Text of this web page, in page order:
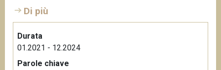
Di più
Durata
01.2021 - 12.2024
Parole chiave